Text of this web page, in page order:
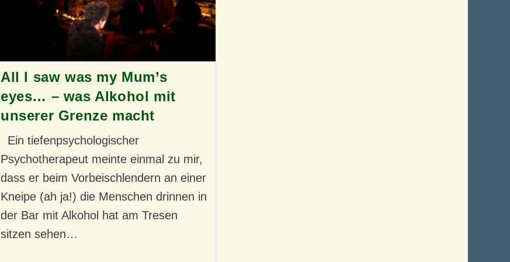
All I saw was my Mum’s
eyes… – was Alkohol mit
unserer Grenze macht
Ein tiefenpsychologischer
Psychotherapeut meinte einmal zu mir,
dass er beim Vorbeischlendern an einer
Kneipe (ah ja!) die Menschen drinnen in
der Bar mit Alkohol hat am Tresen
sitzen sehen…